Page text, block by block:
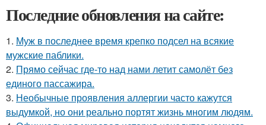
Последние обновления на сайте:
1. Муж в последнее время крепко подсел на всякие
мужские паблики.
2. Прямо сейчас где-то над нами летит самолёт без
единого пассажира.
3. Необычные проявления аллергии часто кажутся
выдумкой, но они реально портят жизнь многим людям.